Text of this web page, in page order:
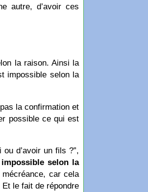
autre, d’avoir ces
la raison. Ainsi la
impossible selon la
la confirmation et
possible ce qui est
d’avoir un fils ?”,
selon la
car cela
le fait de répondre